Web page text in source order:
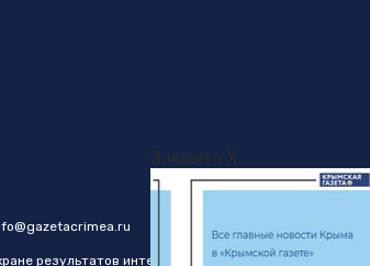
Закрыть X
результатов интеллектуальной